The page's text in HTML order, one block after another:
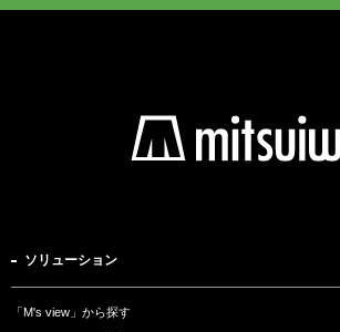
ソリューション
「M's view」から探す